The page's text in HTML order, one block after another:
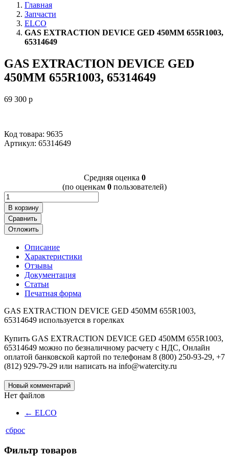
Главная
Запчасти
ELCO
GAS EXTRACTION DEVICE GED 450MM 655R1003,
65314649
GAS EXTRACTION DEVICE GED
450MM 655R1003, 65314649
69 300 p
Код товара: 9635
Артикул: 65314649
Cредняя оценка 0
(по оценкам 0 пользователей)
В корзину
Сравнить
Отложить
Описание
Характеристики
Отзывы
Документация
Статьи
Печатная форма
GAS EXTRACTION DEVICE GED 450MM 655R1003,
65314649 используется в горелках
Купить GAS EXTRACTION DEVICE GED 450MM 655R1003,
65314649 можно по безналичному расчету с НДС, Онлайн
оплатой банковской картой по телефонам 8 (800) 250-93-29, +7
(812) 929-79-29 или написать на info@watercity.ru
Новый комментарий
Нет файлов
← ELCO
сброс
Фильтр товаров